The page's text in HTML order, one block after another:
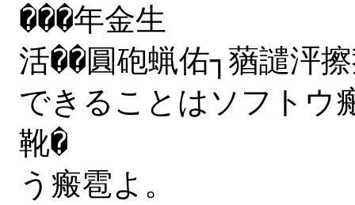
���年金生
活��圓砲蝋佑┐蕕譴泙
できることはソフトウ
靴�
う瘢雹よ。